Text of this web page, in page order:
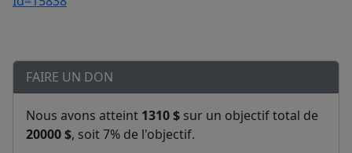
FAIRE UN DON
Nous avons atteint 1310 $ sur un objectif total de
20000 $, soit 7% de l'objectif.